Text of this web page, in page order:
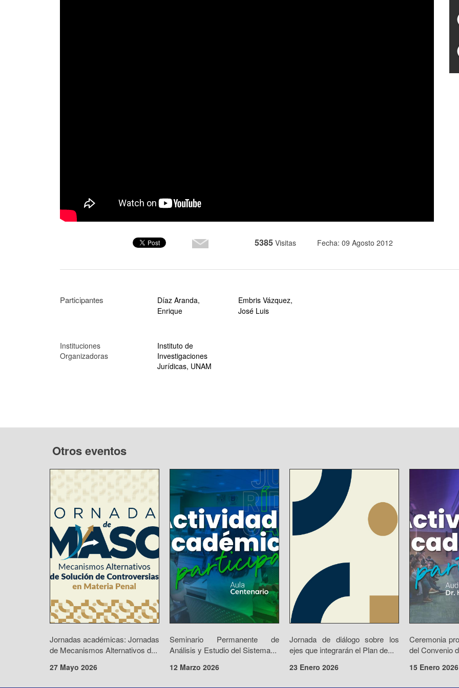
5385 Visitas Fecha: 09 Agosto 2012
Participantes
Díaz Aranda,
Enrique
Embris Vázquez,
José Luis
Instituciones
Organizadoras
Instituto de
Investigaciones
Jurídicas, UNAM
Otros eventos
Jornadas académicas: Jornadas
de Mecanismos Alternativos d...
27 Mayo 2026
Seminario Permanente de
Análisis y Estudio del Sistema...
12 Marzo 2026
Jornada de diálogo sobre los
ejes que integrarán el Plan de...
23 Enero 2026
Ceremonia
del Convenio
15 Enero 2026